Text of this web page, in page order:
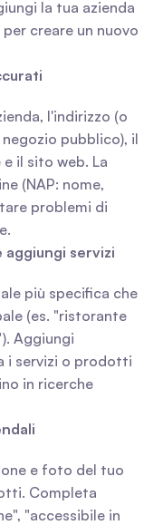
la tua azienda
creare un nuovo
l'indirizzo (o
pubblico), il
il sito web. La
(NAP: nome,
problemi di
aggiungi servizi
più specifica che
(es. "ristorante
Aggiungi
i servizi o prodotti
in ricerche
e foto del tuo
Completa
"accessibile in